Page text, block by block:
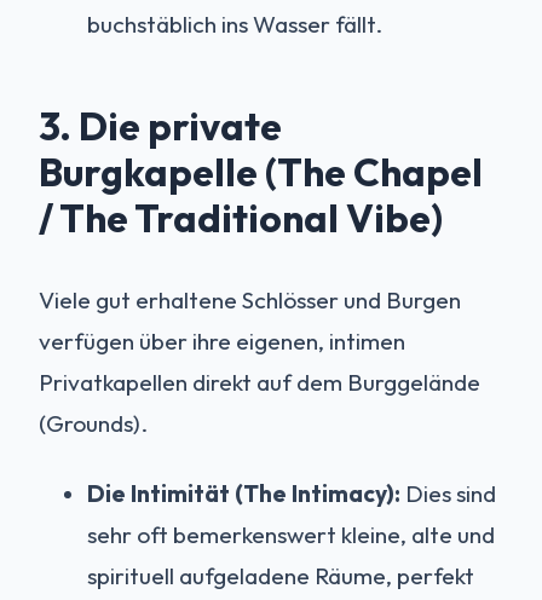
buchstäblich ins Wasser fällt.
3. Die private
Burgkapelle (The Chapel
/ The Traditional Vibe)
Viele gut erhaltene Schlösser und Burgen
verfügen über ihre eigenen, intimen
Privatkapellen direkt auf dem Burggelände
(Grounds).
Die Intimität (The Intimacy): Dies sind
sehr oft bemerkenswert kleine, alte und
spirituell aufgeladene Räume, perfekt